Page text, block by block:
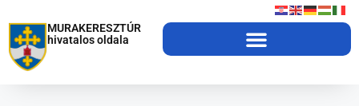
MURAKERESZTÚR
hivatalos oldala